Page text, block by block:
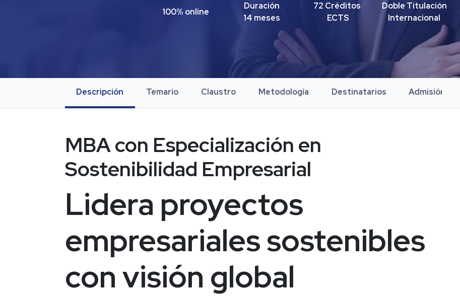
100% online
Duración
14 meses
72 Créditos
ECTS
Doble Titulación
Internacional
Descripción Temario Claustro Metodología Destinatarios Admisión
MBA con Especialización en
Sostenibilidad Empresarial
Lidera proyectos
empresariales sostenibles
con visión global